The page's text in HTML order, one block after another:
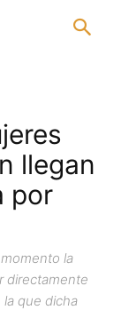
llegan
por
la
directamente
que dicha